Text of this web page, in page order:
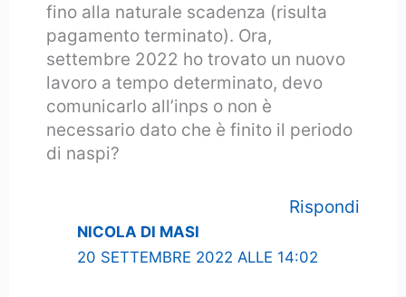
fino alla naturale scadenza (risulta
pagamento terminato). Ora,
settembre 2022 ho trovato un nuovo
lavoro a tempo determinato, devo
comunicarlo all’inps o non è
necessario dato che è finito il periodo
di naspi?
Rispondi
NICOLA DI MASI
20 SETTEMBRE 2022 ALLE 14:02